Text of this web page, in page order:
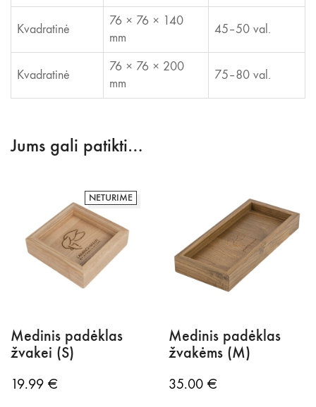
Kvadratinė
76 × 76 × 140
mm
45–50 val.
Kvadratinė
76 × 76 × 200
mm
75–80 val.
Jums gali patikti…
NETURIME
Medinis padėklas
žvakei (S)
19.99 €
Medinis padėklas
žvakėms (M)
35.00 €